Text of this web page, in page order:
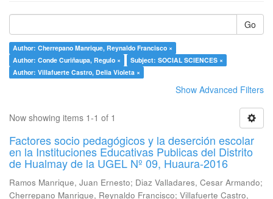
Go
Author: Cherrepano Manrique, Reynaldo Francisco ×
Author: Conde Curiñaupa, Regulo ×
Subject: SOCIAL SCIENCES ×
Author: Villafuerte Castro, Delia Violeta ×
Show Advanced Filters
Now showing items 1-1 of 1
Factores socio pedagógicos y la deserción escolar
en la Instituciones Educativas Publicas del Distrito
de Hualmay de la UGEL Nº 09, Huaura-2016
Ramos Manrique, Juan Ernesto; Diaz Valladares, Cesar Armando;
Cherrepano Manrique, Reynaldo Francisco; Villafuerte Castro,